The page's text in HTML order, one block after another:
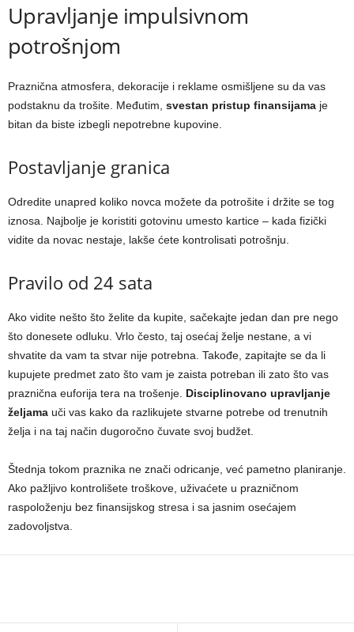
Upravljanje impulsivnom
potrošnjom
Praznična atmosfera, dekoracije i reklame osmišljene su da vas
podstaknu da trošite. Međutim, svestan pristup finansijama je
bitan da biste izbegli nepotrebne kupovine.
Postavljanje granica
Odredite unapred koliko novca možete da potrošite i držite se tog
iznosa. Najbolje je koristiti gotovinu umesto kartice – kada fizički
vidite da novac nestaje, lakše ćete kontrolisati potrošnju.
Pravilo od 24 sata
Ako vidite nešto što želite da kupite, sačekajte jedan dan pre nego
što donesete odluku. Vrlo često, taj osećaj želje nestane, a vi
shvatite da vam ta stvar nije potrebna. Takođe, zapitajte se da li
kupujete predmet zato što vam je zaista potreban ili zato što vas
praznična euforija tera na trošenje. Disciplinovano upravljanje
željama uči vas kako da razlikujete stvarne potrebe od trenutnih
želja i na taj način dugoročno čuvate svoj budžet.
Štednja tokom praznika ne znači odricanje, već pametno planiranje.
Ako pažljivo kontrolišete troškove, uživaćete u prazničnom
raspoloženju bez finansijskog stresa i sa jasnim osećajem
zadovoljstva.